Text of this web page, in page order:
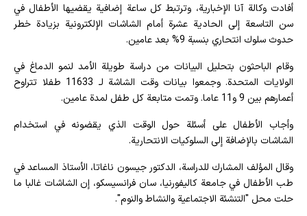
أفادت وکالة آنا الإخباریة، وترتبط كل ساعة إضافية يقضيها الأطفال في
سن التاسعة إلى الحادية عشرة أمام الشاشات الإلكترونية بزيادة خطر
حدوث سلوك انتحاري بنسبة 9% بعد عامين.
وقام الباحثون بتحليل البيانات من دراسة طويلة الأمد لنمو الدماغ في
الولايات المتحدة. وجمعوا بيانات وقت الشاشة لـ 11633 طفلا تتراوح
أعمارهم بين 9 و11 عاما. وتمت متابعة كل طفل لمدة عامين.
وأجاب الأطفال على أسئلة حول الوقت الذي يقضونه في استخدام
الشاشات بالإضافة إلى السلوكيات الانتحارية.
وقال المؤلف المشارك للدراسة، الدكتور جيسون ناغاتا، الأستاذ المساعد في
طب الأطفال في جامعة كاليفورنيا، سان فرانسيسكو، إن الشاشات غالبا ما
حلت محل "التنشئة الاجتماعية والنشاط والنوم".